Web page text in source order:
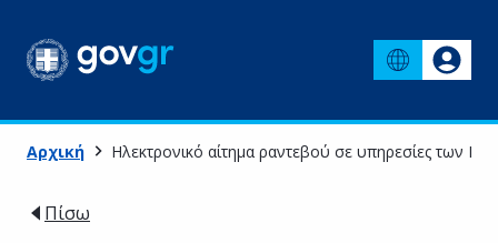
Αρχική Ηλεκτρονικό αίτημα ραντεβού σε υπηρεσίες των
Πίσω